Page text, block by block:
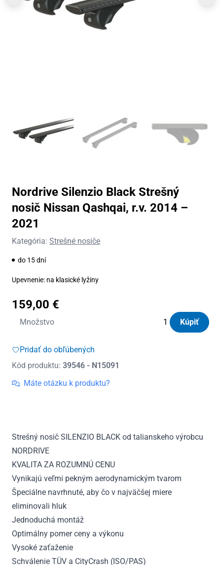
Nordrive Silenzio Black Strešný
nosič Nissan Qashqai, r.v. 2014 –
2021
Kategória: Strešné nosiče
do 15 dní
Upevnenie: na klasické lyžiny
159,00 €
Množstvo
množstvo
Silenzio
Strešný
nosič
-
2021
Kúpiť
Pridať do obľúbených
Kód produktu: 39546 - N15091
Máte otázku k produktu?
Strešný nosič SILENZIO BLACK od talianskeho výrobcu
NORDRIVE
KVALITA ZA ROZUMNÚ CENU
Vynikajú veľmi pekným aerodynamickým tvarom
Špeciálne navrhnuté, aby čo v najväčšej miere
eliminovali hluk
Jednoduchá montáž
Optimálny pomer ceny a výkonu
Vysoké zaťaženie
Schválenie TÜV a CityCrash (ISO/PAS)